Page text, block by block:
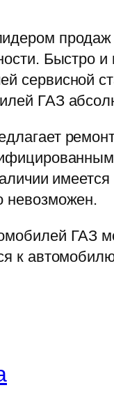
Быстро
сервисной
ГАЗ
невозможен.
ГАЗ
к